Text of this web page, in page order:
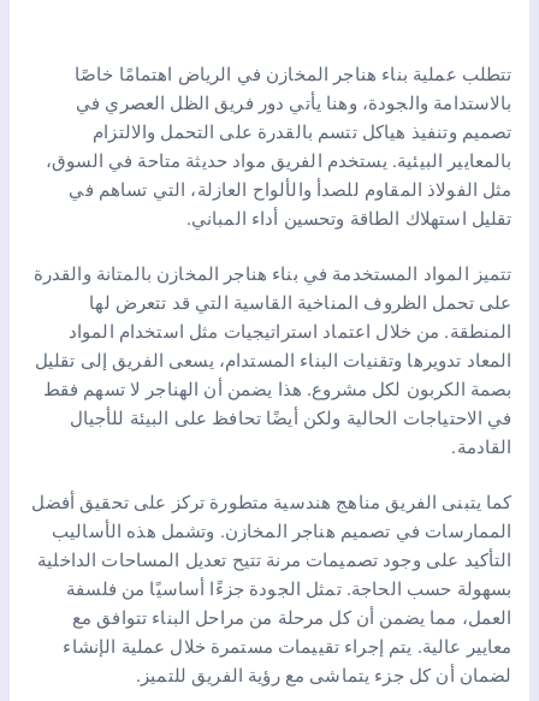
تتطلب عملية بناء هناجر المخازن في الرياض اهتمامًا خاصًا
بالاستدامة والجودة، وهنا يأتي دور فريق الظل العصري في
تصميم وتنفيذ هياكل تتسم بالقدرة على التحمل والالتزام
بالمعايير البيئية. يستخدم الفريق مواد حديثة متاحة في السوق،
مثل الفولاذ المقاوم للصدأ والألواح العازلة، التي تساهم في
تقليل استهلاك الطاقة وتحسين أداء المباني.
تتميز المواد المستخدمة في بناء هناجر المخازن بالمتانة والقدرة
على تحمل الظروف المناخية القاسية التي قد تتعرض لها
المنطقة. من خلال اعتماد استراتيجيات مثل استخدام المواد
المعاد تدويرها وتقنيات البناء المستدام، يسعى الفريق إلى تقليل
بصمة الكربون لكل مشروع. هذا يضمن أن الهناجر لا تسهم فقط
في الاحتياجات الحالية ولكن أيضًا تحافظ على البيئة للأجيال
القادمة.
كما يتبنى الفريق مناهج هندسية متطورة تركز على تحقيق أفضل
الممارسات في تصميم هناجر المخازن. وتشمل هذه الأساليب
التأكيد على وجود تصميمات مرنة تتيح تعديل المساحات الداخلية
بسهولة حسب الحاجة. تمثل الجودة جزءًا أساسيًا من فلسفة
العمل، مما يضمن أن كل مرحلة من مراحل البناء تتوافق مع
معايير عالية. يتم إجراء تقييمات مستمرة خلال عملية الإنشاء
لضمان أن كل جزء يتماشى مع رؤية الفريق للتميز.